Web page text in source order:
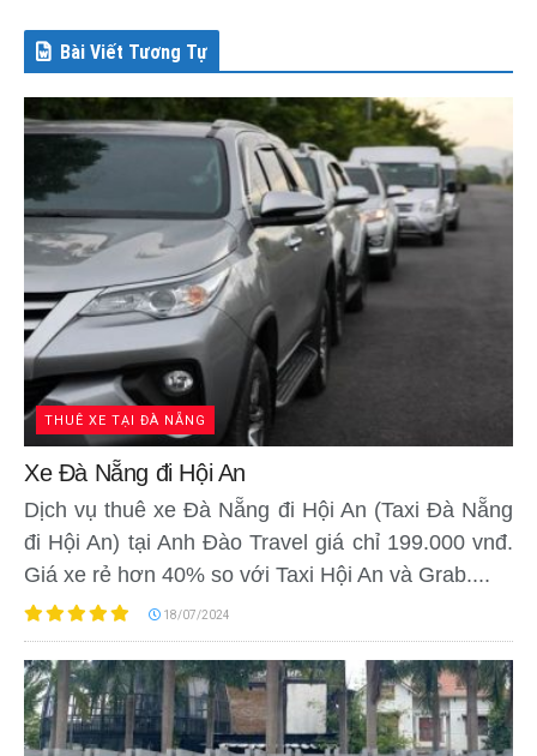
Bài Viết Tương Tự
THUÊ XE TẠI ĐÀ NẴNG
Xe Đà Nẵng đi Hội An
Dịch vụ thuê xe Đà Nẵng đi Hội An (Taxi Đà Nẵng
đi Hội An) tại Anh Đào Travel giá chỉ 199.000 vnđ.
Giá xe rẻ hơn 40% so với Taxi Hội An và Grab....
18/07/2024